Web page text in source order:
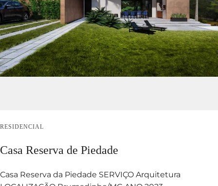
RESIDENCIAL
Casa Reserva de Piedade
Casa Reserva da Piedade SERVIÇO Arquitetura